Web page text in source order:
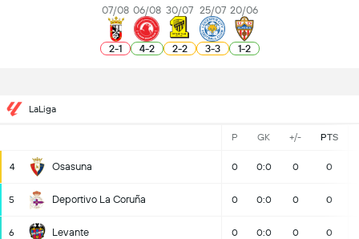
07/08
2-1
06/08
4-2
30/07
2-2
25/07
3-3
20/06
1-2
LaLiga
P GK +/- PTS
4 Osasuna 0 0:0 0 0
5 Deportivo La Coruña 0 0:0 0 0
6 Levante 0 0:0 0 0